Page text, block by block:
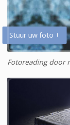
Stuur uw foto +
Fotoreading door